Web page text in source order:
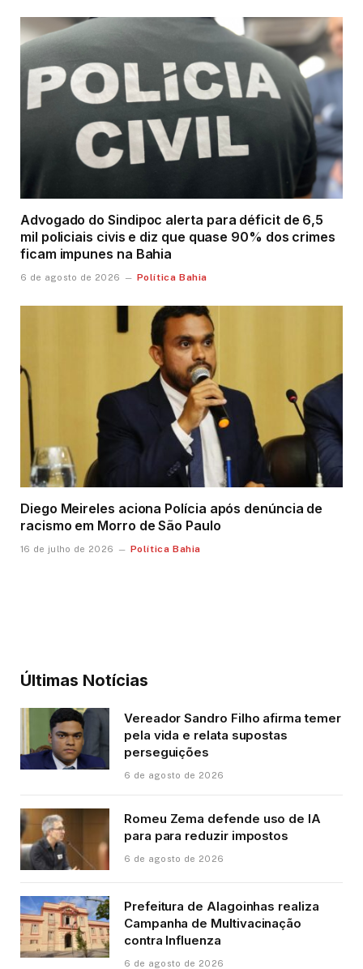
Advogado do Sindipoc alerta para déficit de 6,5
mil policiais civis e diz que quase 90% dos crimes
ficam impunes na Bahia
6 de agosto de 2026 Política Bahia
Diego Meireles aciona Polícia após denúncia de
racismo em Morro de São Paulo
16 de julho de 2026 Política Bahia
Últimas Notícias
Vereador Sandro Filho afirma temer
pela vida e relata supostas
perseguições
6 de agosto de 2026
Romeu Zema defende uso de IA
para para reduzir impostos
6 de agosto de 2026
Prefeitura de Alagoinhas realiza
Campanha de Multivacinação
contra Influenza
6 de agosto de 2026